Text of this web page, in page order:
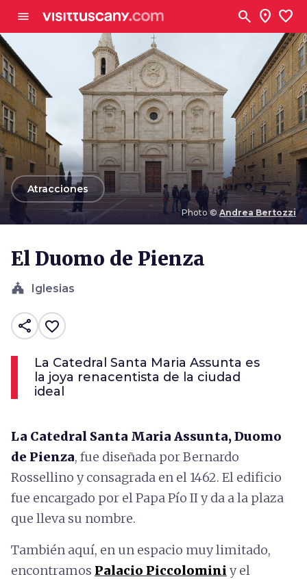
menu search location_on favorite
Photo © Andrea Bertozzi
arrow_backAtracciones
El Duomo de Pienza
church Iglesias
share favorite_border
La Catedral Santa Maria Assunta es
la joya renacentista de la ciudad
ideal
La Catedral Santa Maria Assunta, Duomo
de Pienza, fue diseñada por Bernardo
Rossellino y consagrada en el 1462. El edificio
fue encargado por el Papa Pío II y da a la plaza
que lleva su nombre.
También aquí, en un espacio muy limitado,
encontramos Palacio Piccolomini y el